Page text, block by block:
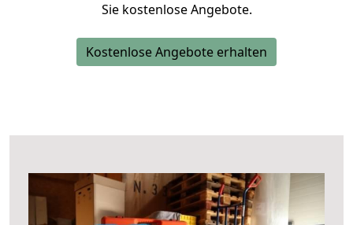
Sie kostenlose Angebote.
Kostenlose Angebote erhalten